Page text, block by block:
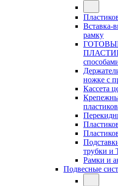
Вставка-
рамку
ножке с
Кассета
трубки и
Рамки и
Подвесные